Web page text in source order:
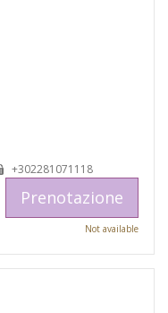
+302281071118
Prenotazione
Not available